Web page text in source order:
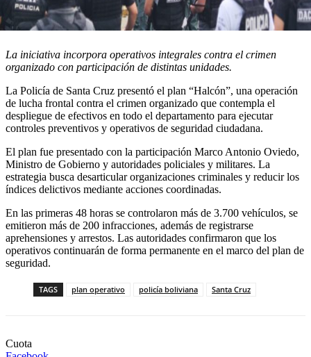
La iniciativa incorpora operativos integrales contra el crimen
organizado con participación de distintas unidades.
La Policía de Santa Cruz presentó el plan “Halcón”, una operación
de lucha frontal contra el crimen organizado que contempla el
despliegue de efectivos en todo el departamento para ejecutar
controles preventivos y operativos de seguridad ciudadana.
El plan fue presentado con la participación Marco Antonio Oviedo,
Ministro de Gobierno y autoridades policiales y militares. La
estrategia busca desarticular organizaciones criminales y reducir los
índices delictivos mediante acciones coordinadas.
En las primeras 48 horas se controlaron más de 3.700 vehículos, se
emitieron más de 200 infracciones, además de registrarse
aprehensiones y arrestos. Las autoridades confirmaron que los
operativos continuarán de forma permanente en el marco del plan de
seguridad.
TAGS plan operativo policía boliviana Santa Cruz
Cuota